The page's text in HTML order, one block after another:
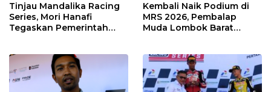
Tinjau Mandalika Racing
Series, Mori Hanafi
Tegaskan Pemerintah
Kembali Naik Podium di
MRS 2026, Pembalap
Muda Lombok Barat